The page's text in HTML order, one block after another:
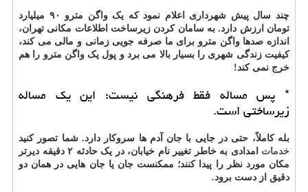
چند سال پیش شهرداری اعلام نمود که یک واگن مترو ۹۰ میلیارد
تومان ارزش دارد. به سامان کردن زیرساخت اطلاعات مکانی تهران،
اندازه صدها واگن مترو برای ما صرفه جویی زمانی و مالی می کند،
کیفیت زندگی شهری را بسیار بالا می برد و پول یک واگن مترو را هم
خرج نمی کند!
* پس مساله فقط فرهنگی نیست؛ این یک مساله
زیرساختی است.
بله کاملاً، حتی در جایی با جان آدم ها سروکار دارد. شما تصور کنید
خدمات
امدادی به خاطر تغییر نام خیابان، در یک حادثه ۲ دقیقه دیرتر
مکان مورد نظر را پیدا کنند؛ ممکنست جان یا جان هایی در همان دو
دقیق از دست برود.